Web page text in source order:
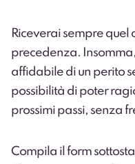
Riceverai sempre quel
precedenza.
affidabile di un perito
possibilità di poter
prossimi passi, senza
Compila il form